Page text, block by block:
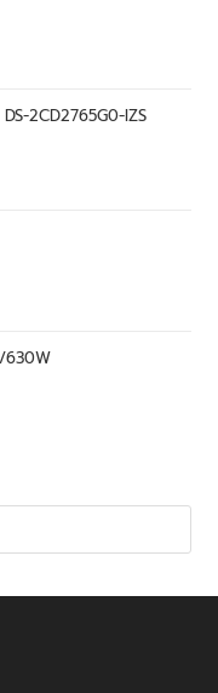
2CD2765G0-IZS
630W